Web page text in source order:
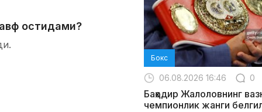
остидами?
Бокс
06.08.2026 16:46 0
Баҳодир Жалоловнинг
чемпионлик жанги